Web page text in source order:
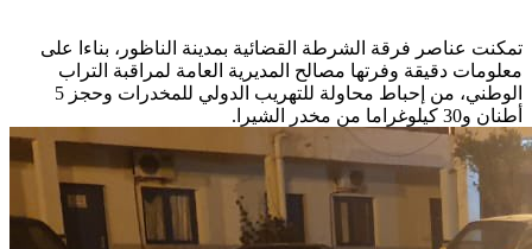
تمكنت عناصر فرقة الشرطة القضائية بمدينة الناظور، بناءا على
معلومات دقيقة وفرتها مصالح المديرية العامة لمراقبة التراب
الوطني، من إحباط محاولة للتهريب الدولي للمخدرات وحجز 5
أطنان و30 كيلوغراما من مخدر الشيرا.